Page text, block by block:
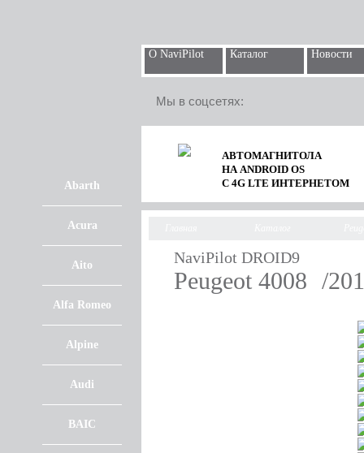
О NaviPilot Каталог Новости
Мы в соцсетях:
Abarth
Acura
Aito
Alfa Romeo
Alpine
Audi
BAIC
АВТОМАГНИТОЛА
НА ANDROID OS
С 4G LTE ИНТЕРНЕТОМ
NaviPilot DROID9
Peugeot 4008 /